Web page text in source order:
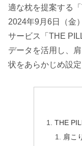
適な枕を提案する
2024年9月6日（金
サービス「THE
データを活用し、
状をあらかじめ設
THE
肩こ